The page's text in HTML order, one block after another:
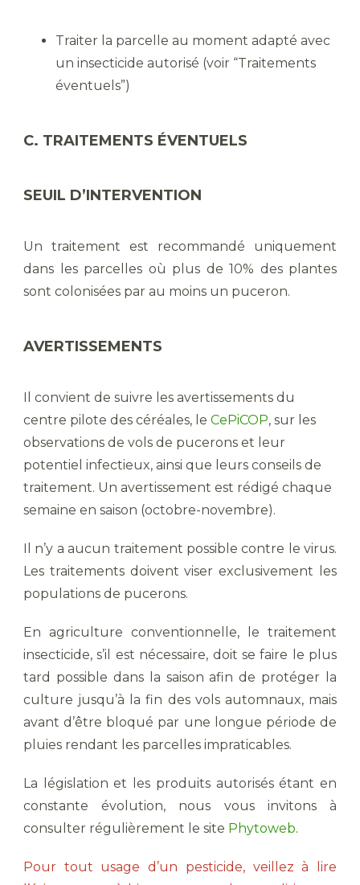
Traiter la parcelle au moment adapté avec
un insecticide autorisé (voir “Traitements
éventuels”)
C. TRAITEMENTS ÉVENTUELS
SEUIL D’INTERVENTION
Un traitement est recommandé uniquement
dans les parcelles où plus de 10% des plantes
sont colonisées par au moins un puceron.
AVERTISSEMENTS
Il convient de suivre les avertissements du
centre pilote des céréales, le CePiCOP, sur les
observations de vols de pucerons et leur
potentiel infectieux, ainsi que leurs conseils de
traitement. Un avertissement est rédigé chaque
semaine en saison (octobre-novembre).
Il n’y a aucun traitement possible contre le virus.
Les traitements doivent viser exclusivement les
populations de pucerons.
En agriculture conventionnelle, le traitement
insecticide, s’il est nécessaire, doit se faire le plus
tard possible dans la saison afin de protéger la
culture jusqu’à la fin des vols automnaux, mais
avant d’être bloqué par une longue période de
pluies rendant les parcelles impraticables.
La législation et les produits autorisés étant en
constante évolution, nous vous invitons à
consulter régulièrement le site Phytoweb.
Pour tout usage d’un pesticide, veillez à lire